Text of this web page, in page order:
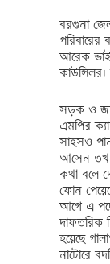
বরগুনা
পরিবারের
আরেক ভাই
সড়ক ও
এমপির
সাহসও
আসেন
কথা বলে
ফোন
আগে এ
দাফতরিক
হয়েছে
নাটোরে